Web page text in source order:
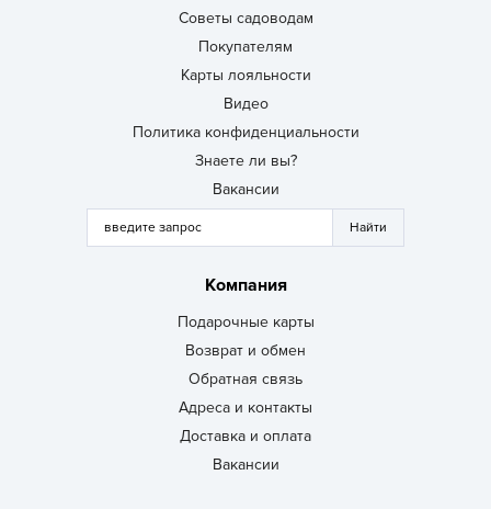
Советы садоводам
Покупателям
Карты лояльности
Видео
Политика конфиденциальности
Знаете ли вы?
Вакансии
Компания
Подарочные карты
Возврат и обмен
Обратная связь
Адреса и контакты
Доставка и оплата
Вакансии